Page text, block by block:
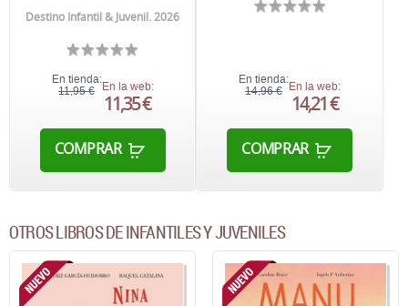
Destino Infantil & Juvenil. 2026
En tienda:
11,95 € En la web:
11,35 €
COMPRAR
En tienda:
14,96 € En la web:
14,21 €
COMPRAR
OTROS LIBROS DE INFANTILES Y JUVENILES